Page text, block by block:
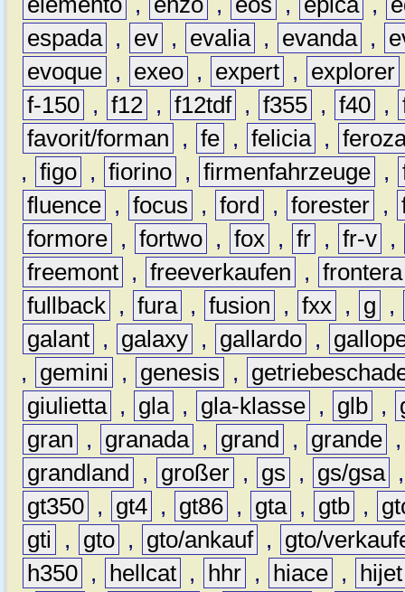
espada , ev , evalia , evanda ,
evoque , exeo , expert , explorer
f-150 , f12 , f12tdf , f355 , f40 ,
favorit/forman
, fe , felicia ,
, figo , fiorino , firmenfahrzeuge ,
fluence , focus , ford , forester ,
formore , fortwo , fox , fr , fr-v ,
freemont , freeverkaufen , frontera
fullback , fura , fusion , fxx , g
,
galant , galaxy , gallardo ,
,
gemini , genesis ,
giulietta , gla , gla-klasse , glb ,
gran
, granada , grand , grande
grandland
, großer , gs , gs/gsa
gt350 , gt4 , gt86 , gta , gtb ,
gti
, gto , gto/ankauf ,
gto/
h350 , hellcat , hhr , hiace ,
hijet